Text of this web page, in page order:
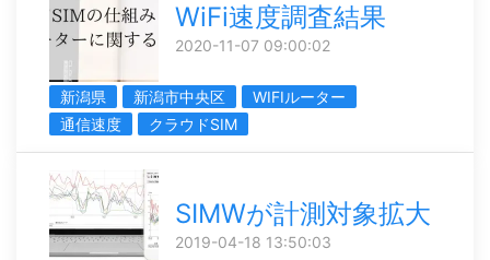
WiFi速度調査結果
2020-11-07 09:00:02
新潟県 新潟市中央区
WIFIルーター
通信速度
クラウドSIM
SIMWが計測対象拡大
2019-04-18 13:50:03